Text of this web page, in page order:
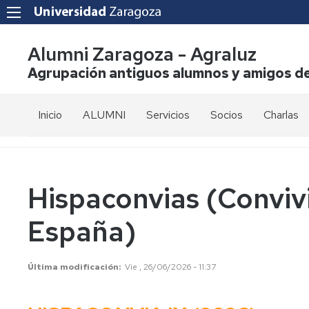
Alumni Zaragoza - Agraluz
Agrupación antiguos alumnos y amigos
Inicio ALUMNI
Directiva
Elecciones
Servicios Socios
Cuotas
asociados
Charlas
Hispaconvias
España)
Última modificación Vie , 26/06/2026 - 11:37